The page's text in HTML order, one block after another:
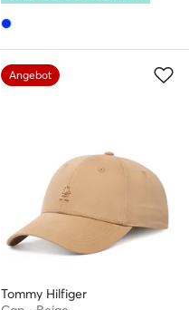
Angebot
Tommy Hilfiger